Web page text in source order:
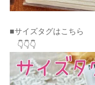
■サイズタグはこちら
👇👇👇